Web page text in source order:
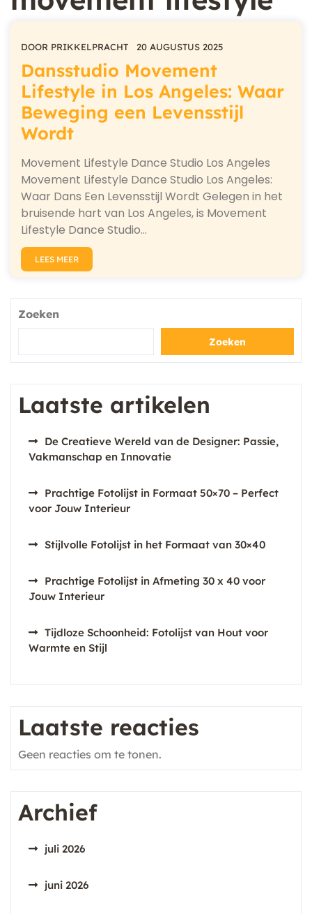
DOOR PRIKKELPRACHT 20 AUGUSTUS 2025
Dansstudio Movement
Lifestyle in Los Angeles: Waar
Beweging een Levensstijl
Wordt
Movement Lifestyle Dance Studio Los Angeles
Movement Lifestyle Dance Studio Los Angeles:
Waar Dans Een Levensstijl Wordt Gelegen in het
bruisende hart van Los Angeles, is Movement
Lifestyle Dance Studio…
LEES MEER
Zoeken
Zoeken
Laatste artikelen
De Creatieve Wereld van de Designer: Passie,
Vakmanschap en Innovatie
Prachtige Fotolijst in Formaat 50×70 – Perfect
voor Jouw Interieur
Stijlvolle Fotolijst in het Formaat van 30×40
Prachtige Fotolijst in Afmeting 30 x 40 voor
Jouw Interieur
Tijdloze Schoonheid: Fotolijst van Hout voor
Warmte en Stijl
Laatste reacties
Geen reacties om te tonen.
Archief
juli 2026
juni 2026